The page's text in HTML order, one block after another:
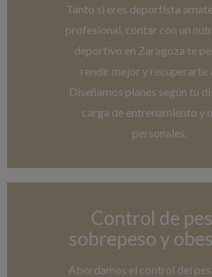
Tanto si eres deportista
profesional, contar con un
deportivo en Zaragoza te
rendir mejor y recuperarte
Diseñamos planes según tu
carga de entrenamiento y
personales.
Control de
sobrepeso y
Abordamos el control del